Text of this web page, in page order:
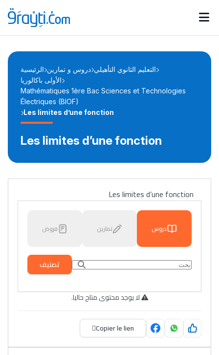
Catégories
d'actualités
Annonces bourses
الرئيسية دروس و تمارين التعليم الثانوي التأهيلي
الأولى باكالوريا
Mathématiques 1ère Bac Sciences et Technologies
Électriques (BIOF)
Les limites d’une fonction
Les limites d’une fonction
Les limites d’une fonction
دروس تمارين فروض
تصنيف
لا يوجد محتوى متاح حاليا.
Copier le lien